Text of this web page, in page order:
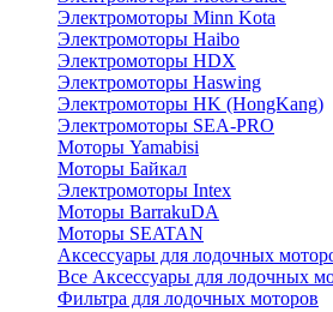
Электромоторы Minn Kota
Электромоторы Haibo
Электромоторы HDX
Электромоторы Haswing
Электромоторы HK (HongKang)
Электромоторы SEA-PRO
Моторы Yamabisi
Моторы Байкал
Электромоторы Intex
Моторы BarrakuDA
Моторы SEATAN
Аксессуары для лодочных
Все Аксессуары для лодочных
Фильтра для лодочных моторов